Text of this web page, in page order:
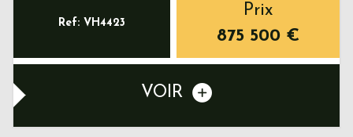
Ref: VH4423
Prix
875 500 €
VOIR